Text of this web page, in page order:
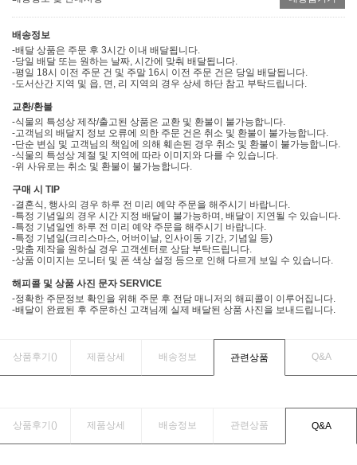
배송정보
-배달 상품은 주문 후 3시간 이내 배달됩니다.
-당일 배달 또는 원하는 날짜, 시간에 맞춰 배달됩니다.
-평일 18시 이전 주문 건 및 주말 16시 이전 주문 건은 당일 배달됩니다.
-도서산간 지역 및 읍, 면, 리 지역의 경우 상세 하단 참고 부탁드립니다.
교환/환불
-식물의 특성상 제작/출고된 상품은 교환 및 환불이 불가능합니다.
-고객님의 배달지 정보 오류에 의한 주문 건은 취소 및 환불이 불가능합니다.
-단순 변심 및 고객님의 책임에 의해 훼손된 경우 취소 및 환불이 불가능합니다.
-식물의 특성상 계절 및 지역에 따라 이미지와 다를 수 있습니다.
-위 사유로는 취소 및 환불이 불가능합니다.
구매 시 TIP
-결혼식, 행사의 경우 하루 전 미리 예약 주문을 해주시기 바랍니다.
-특정 기념일의 경우 시간 지정 배달이 불가능하며, 배달이 지연될 수 있습니다.
-특정 기념일엔 하루 전 미리 예약 주문을 해주시기 바랍니다.
-특정 기념일(크리스마스, 어버이날, 인사이동 기간, 기념일 등)
-맞춤 제작을 원하실 경우 고객센터로 상담 부탁드립니다.
-상품 이미지는 모니터 및 폰 색상 설정 등으로 인해 다르게 보일 수 있습니다.
해피콜 및 상품 사진 문자 SERVICE
-정확한 주문정보 확인을 위해 주문 후 전담 매니저의 해피콜이 이루어집니다.
-배달이 완료된 후 주문하신 고객님께 실제 배달된 상품 사진을 보내드립니다.
상품후기() 제품상세 배송정보 관련상품 Q&A
상품후기() 제품상세 배송정보 관련상품 Q&A